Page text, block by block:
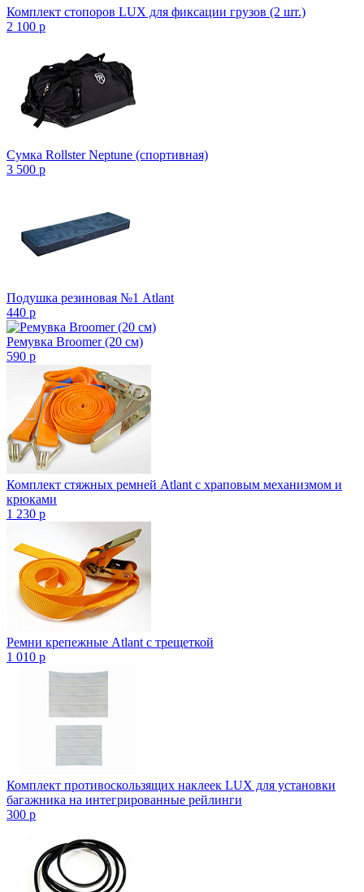
Комплект стопоров LUX для фиксации грузов (2 шт.)
2 100 p
Сумка Rollster Neptune (спортивная)
3 500 p
Подушка резиновая №1 Atlant
440 p
Ремувка Broomer (20 см)
590 p
Комплект стяжных ремней Atlant с храповым механизмом и
крюками
1 230 p
Ремни крепежные Atlant с трещеткой
1 010 p
Комплект противоскользящих наклеек LUX для установки
багажника на интегрированные рейлинги
300 p